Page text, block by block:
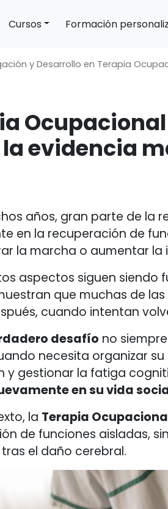
Cursos Formación
y Desarrollo en Terapia
evidencia
años, gran parte de la
en la recuperación de
la marcha o aumentar
aspectos siguen siendo
que muchas de
cuando intentan
desafío no
necesita organizar
y gestionar la fatiga
en su vida
la Terapia
de funciones aisladas,
el daño cerebral.